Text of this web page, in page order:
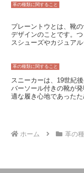
す。 食品分野では、ポリビニルアルコールは、清涼飲料水やビール
の透明化剤、ソースや
ベットの安定剤などと
ビニルアルコールは、
ショナーの増粘剤、口
います。医薬品分野で
どとして使用されてい
ールは、塗料や接着剤
などとして使用されています。 ポリビニルアルコ
た水溶性と粘結性によ
ポリビニルアルコール
い環境では変質しやす
革の種類に関すること
プレーントウとは、靴
デザインのことです。
スシューズやカジュア
をすっきりとした印象に見せてくれ
です。ビジネスシーン
と、落ち着いた雰囲気
ンズやチノパンなどの
革の種類に関すること
スニーカーは、19世紀
バーソール付きの靴が
適な履き心地であった
の履きやすさと機能性
ホーム 革の